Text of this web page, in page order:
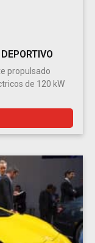
propulsado
de 120 kW